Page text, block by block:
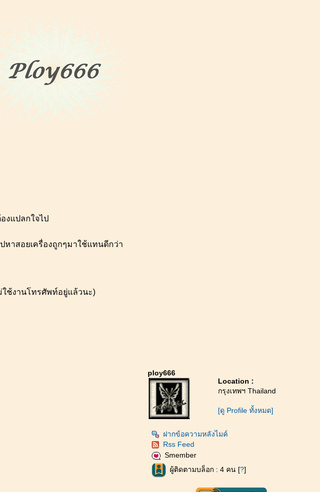
งแปลกใจไป
าสอยเครื่องถูกๆมาใช้แทนดีกว่า
ใช้งานโทรศัพท์อยู่แล้วนะ)
ploy666
Location :
กรุงเทพฯ Thailand
[ดู Profile ทั้งหมด]
ฝากข้อความหลังไมค์
Rss Feed
Smember
ผู้ติดตามบล็อก : 4 คน [?]